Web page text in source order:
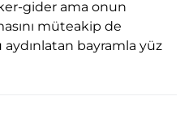
gider ama onun
müteakip de
bayramla yüz